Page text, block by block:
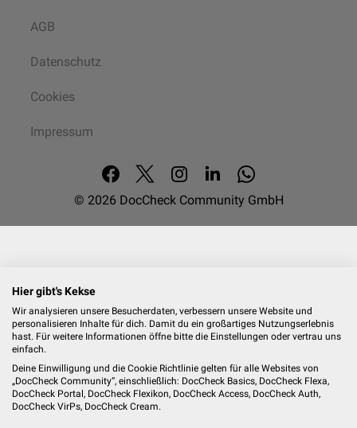
AGB
Datenschutz
Cookies
Impressum
© 2026 DocCheck Community GmbH
Hier gibt's Kekse
Wir analysieren unsere Besucherdaten, verbessern unsere Website und
personalisieren Inhalte für dich. Damit du ein großartiges Nutzungserlebnis
hast. Für weitere Informationen öffne bitte die Einstellungen oder vertrau uns
einfach.
Deine Einwilligung und die Cookie Richtlinie gelten für alle Websites von
„DocCheck Community“, einschließlich: DocCheck Basics, DocCheck Flexa,
DocCheck Portal, DocCheck Flexikon, DocCheck Access, DocCheck Auth,
DocCheck VirPs, DocCheck Cream.